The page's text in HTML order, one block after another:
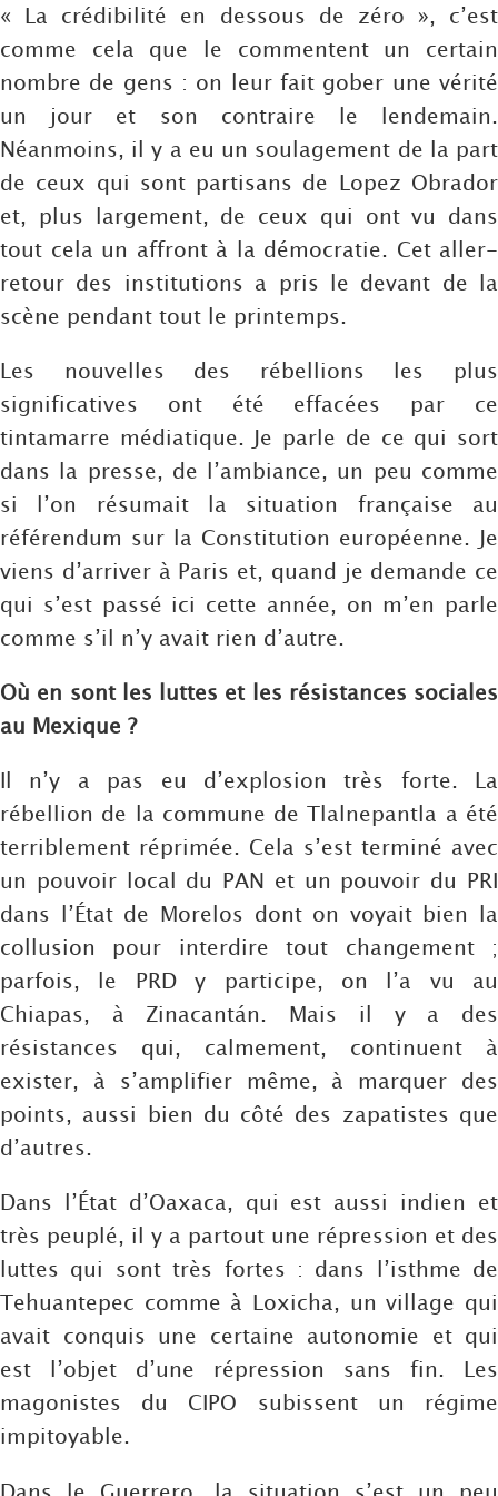
« La crédibilité en dessous de zéro », c’est
comme cela que le commentent un certain
nombre de gens : on leur fait gober une vérité
un jour et son contraire le lendemain.
Néanmoins, il y a eu un soulagement de la part
de ceux qui sont partisans de Lopez Obrador
et, plus largement, de ceux qui ont vu dans
tout cela un affront à la démocratie. Cet aller-
retour des institutions a pris le devant de la
scène pendant tout le printemps.
Les nouvelles des rébellions les plus
significatives ont été effacées par ce
tintamarre médiatique. Je parle de ce qui sort
dans la presse, de l’ambiance, un peu comme
si l’on résumait la situation française au
référendum sur la Constitution européenne. Je
viens d’arriver à Paris et, quand je demande ce
qui s’est passé ici cette année, on m’en parle
comme s’il n’y avait rien d’autre.
Où en sont les luttes et les résistances sociales
au Mexique ?
Il n’y a pas eu d’explosion très forte. La
rébellion de la commune de Tlalnepantla a été
terriblement réprimée. Cela s’est terminé avec
un pouvoir local du PAN et un pouvoir du PRI
dans l’État de Morelos dont on voyait bien la
collusion pour interdire tout changement ;
parfois, le PRD y participe, on l’a vu au
Chiapas, à Zinacantán. Mais il y a des
résistances qui, calmement, continuent à
exister, à s’amplifier même, à marquer des
points, aussi bien du côté des zapatistes que
d’autres.
Dans l’État d’Oaxaca, qui est aussi indien et
très peuplé, il y a partout une répression et des
luttes qui sont très fortes : dans l’isthme de
Tehuantepec comme à Loxicha, un village qui
avait conquis une certaine autonomie et qui
est l’objet d’une répression sans fin. Les
magonistes du CIPO subissent un régime
impitoyable.
Dans le Guerrero, la situation s’est un peu